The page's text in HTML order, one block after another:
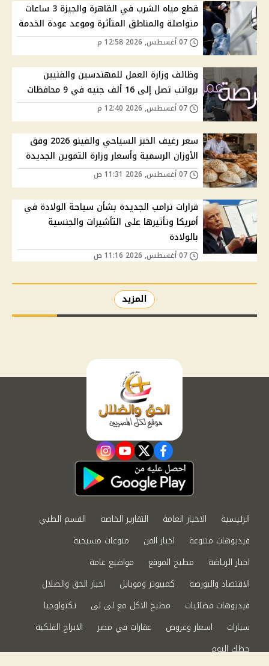
قطع مياه الشرب في القاهرة والجيزة 3 ساعات
متواصلة والمناطق المتأثرة وموعد عودة الخدمة
وظائف وزارة العمل للمهندسين والفنيين
برواتب تصل إلى 16 ألف جنيه في 9 محافظات
سعر رغيف الخبز السياحي والفينو 2026 وفق
الأوزان الرسمية وأسعار وزارة التموين الجديدة
قرارات ترامب الجديدة بشأن سياحة الولادة في
أمريكا وتأثيرها على التأشيرات والجنسية
بالولادة
المزيد
facebook
twitter
youtube
instagram
الرئيسية الاخبار العامة التقارير الخاصة
القسم الطبي
فيديوهات متنوعة
اخبار الفن
منوعات مسيحية
اخبار الرياضة
مطبخ الموقع
مواضيع عامة
الاقتصاد والبورصة
كمبيوتر وموبايل
اخبار الحق والضلال
فيديوهات فضائيات
مطبخ الاكل مع لى لى
تكنولوجيا
سيارات
اسعار وعروض عقارات في مصر
الابراج الفلكية
حظك اليوم